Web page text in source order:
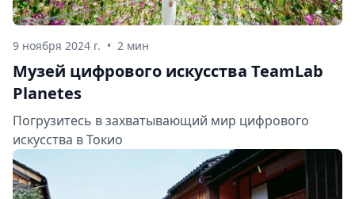
9 ноября 2024 г. • 2 мин
Музей цифрового искусства TeamLab
Planetes
Погрузитесь в захватывающий мир цифрового
искусства в Токио